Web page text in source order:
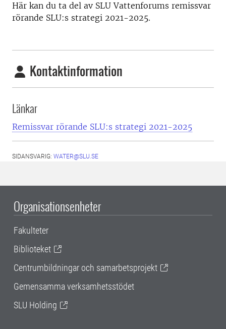
Här kan du ta del av SLU Vattenforums remissvar
rörande SLU:s strategi 2021-2025.
Kontaktinformation
Länkar
Remissvar rörande SLU:s strategi 2021-2025
SIDANSVARIG: WATER@SLU.SE
Organisationsenheter
Fakulteter
Biblioteket
Centrumbildningar och samarbetsprojekt
Gemensamma verksamhetsstödet
SLU Holding